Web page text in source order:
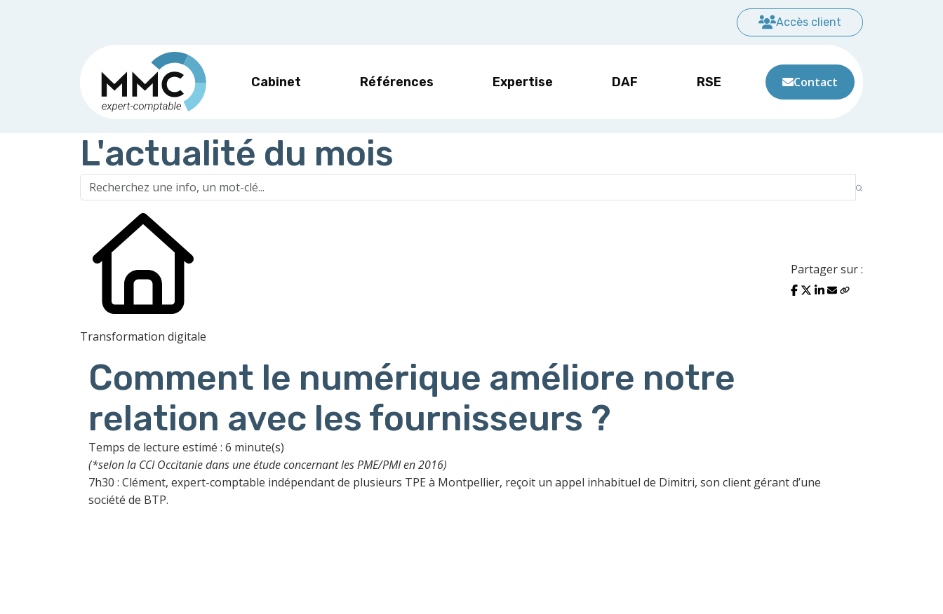
Accès client
Cabinet Références Expertise DAF RSE Contact
L'actualité du mois
Transformation digitale
Partager sur :
Comment le numérique améliore notre
relation avec les fournisseurs ?
Temps de lecture estimé : 6 minute(s)
(*selon la CCI Occitanie dans une étude concernant les PME/PMI en 2016)
7h30 : Clément, expert-comptable indépendant de plusieurs TPE à Montpellier, reçoit un appel inhabituel de Dimitri, son client gérant d’une
société de BTP.